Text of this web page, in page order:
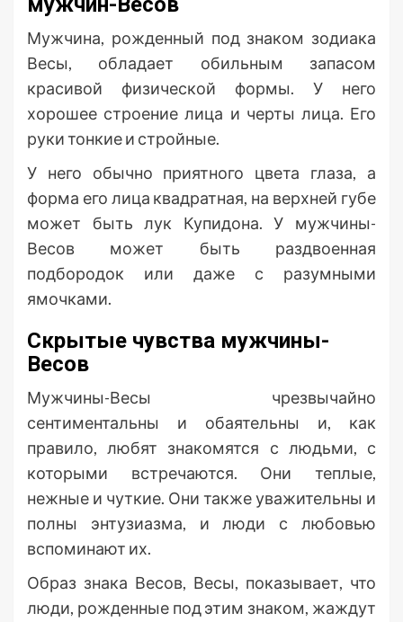
Мужчина, рожденный под знаком зодиака
Весы, обладает обильным запасом
красивой физической формы. У него
хорошее строение лица и черты лица. Его
руки тонкие и стройные.
У него обычно приятного цвета глаза, а
форма его лица квадратная, на верхней губе
может быть лук Купидона. У мужчины-
Весов может быть раздвоенная
подбородок или даже с разумными
ямочками.
Скрытые чувства мужчины-
Весов
Мужчины-Весы чрезвычайно
сентиментальны и обаятельны и, как
правило, любят знакомятся с людьми, с
которыми встречаются. Они теплые,
нежные и чуткие. Они также уважительны и
полны энтузиазма, и люди с любовью
вспоминают их.
Образ знака Весов, Весы, показывает, что
люди, рожденные под этим знаком, жаждут